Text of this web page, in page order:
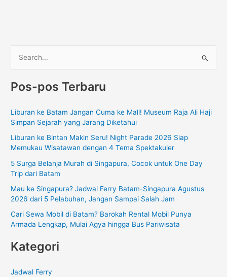
r
u
n
t
Pos-pos Terbaru
Liburan ke Batam Jangan Cuma ke Mall! Museum Raja Ali Haji
Simpan Sejarah yang Jarang Diketahui
Liburan ke Bintan Makin Seru! Night Parade 2026 Siap
Memukau Wisatawan dengan 4 Tema Spektakuler
5 Surga Belanja Murah di Singapura, Cocok untuk One Day
Trip dari Batam
Mau ke Singapura? Jadwal Ferry Batam-Singapura Agustus
2026 dari 5 Pelabuhan, Jangan Sampai Salah Jam
Cari Sewa Mobil di Batam? Barokah Rental Mobil Punya
Armada Lengkap, Mulai Agya hingga Bus Pariwisata
Kategori
Jadwal Ferry